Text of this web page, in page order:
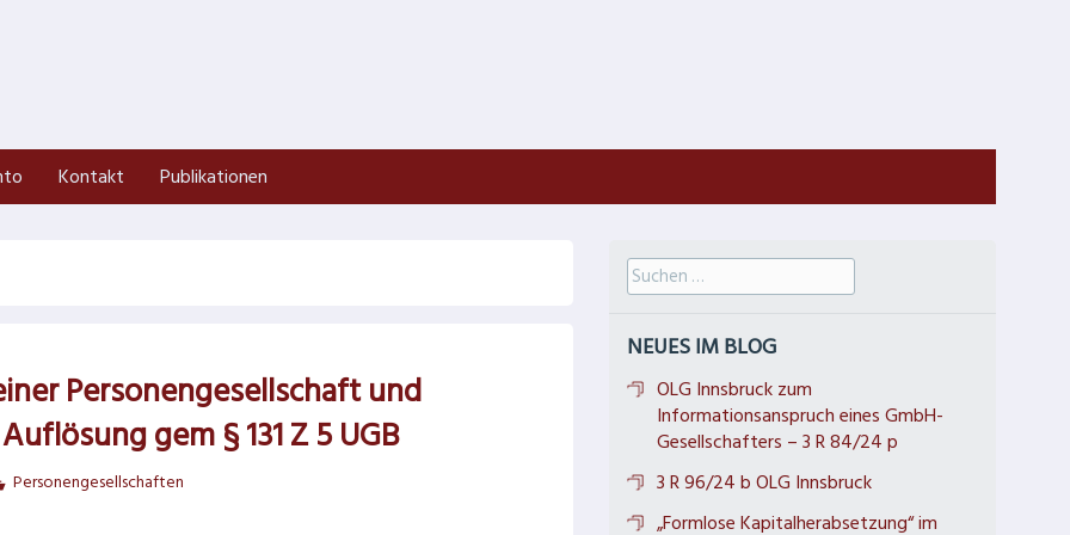
Kontakt Publikationen
Personengesellschaft und
gem § 131 Z 5 UGB
Personengesellschaften
Suche
nach:
NEUES IM BLOG
OLG Innsbruck zum
Informationsanspruch eines GmbH-
Gesellschafters – 3 R 84/24 p
3 R 96/24 b OLG Innsbruck
„Formlose Kapitalherabsetzung“ im